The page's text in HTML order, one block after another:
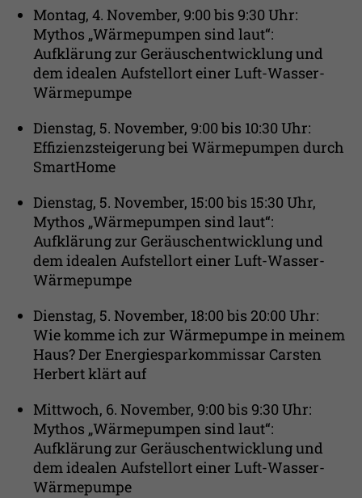
Montag, 4. November, 9:00 bis 9:30 Uhr:
Mythos „Wärmepumpen sind laut“:
Aufklärung zur Geräuschentwicklung und
dem idealen Aufstellort einer Luft-Wasser-
Wärmepumpe
Dienstag, 5. November, 9:00 bis 10:30 Uhr:
Effizienzsteigerung bei Wärmepumpen durch
SmartHome
Dienstag, 5. November, 15:00 bis 15:30 Uhr,
Mythos „Wärmepumpen sind laut“:
Aufklärung zur Geräuschentwicklung und
dem idealen Aufstellort einer Luft-Wasser-
Wärmepumpe
Dienstag, 5. November, 18:00 bis 20:00 Uhr:
Wie komme ich zur Wärmepumpe in meinem
Haus? Der Energiesparkommissar Carsten
Herbert klärt auf
Mittwoch, 6. November, 9:00 bis 9:30 Uhr:
Mythos „Wärmepumpen sind laut“:
Aufklärung zur Geräuschentwicklung und
dem idealen Aufstellort einer Luft-Wasser-
Wärmepumpe